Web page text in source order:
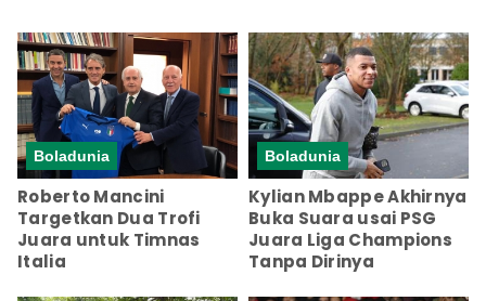
Boladunia
Roberto Mancini
Targetkan Dua Trofi
Juara untuk Timnas
Italia
Boladunia
Kylian Mbappe Akhirnya
Buka Suara usai PSG
Juara Liga Champions
Tanpa Dirinya